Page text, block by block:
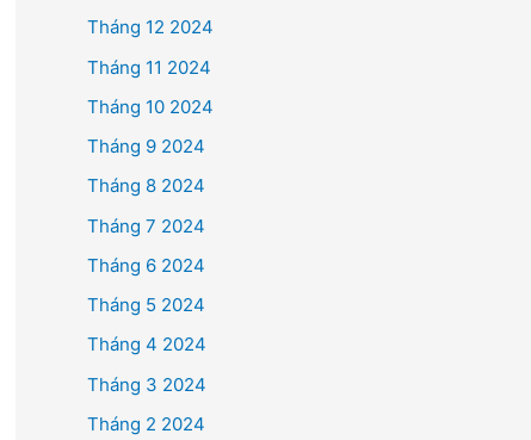
Tháng 12 2024
Tháng 11 2024
Tháng 10 2024
Tháng 9 2024
Tháng 8 2024
Tháng 7 2024
Tháng 6 2024
Tháng 5 2024
Tháng 4 2024
Tháng 3 2024
Tháng 2 2024